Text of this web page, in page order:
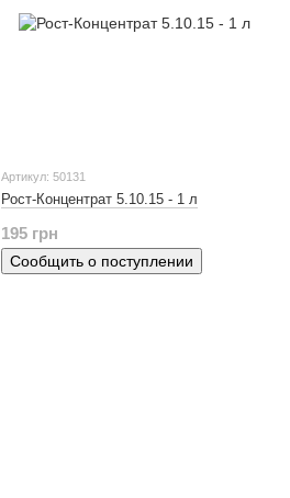
Артикул: 50131
Рост-Концентрат 5.10.15 - 1 л
195 грн
Сообщить о поступлении